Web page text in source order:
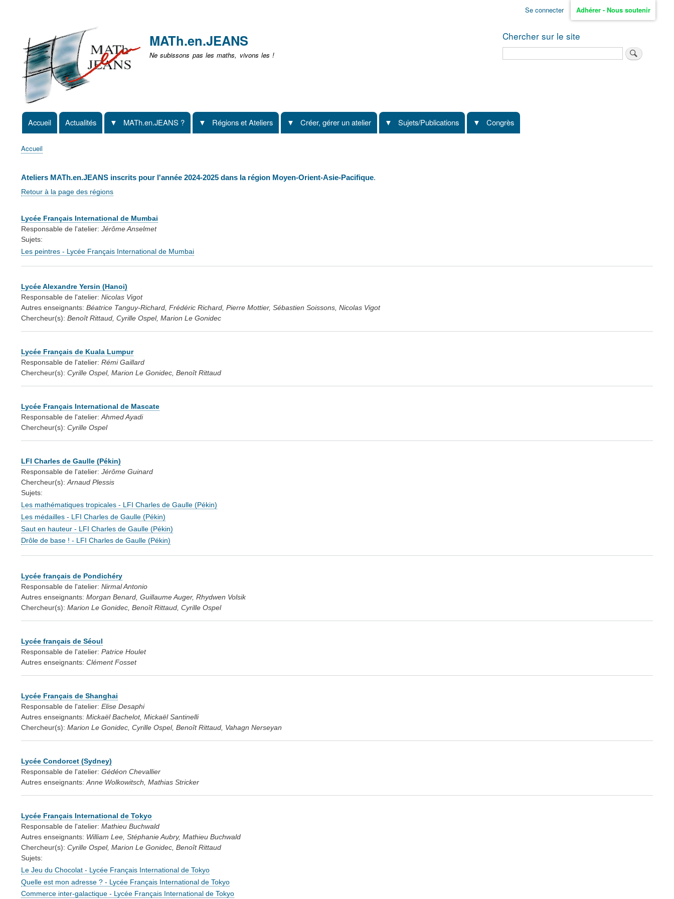
non
identifié
Se connecter Adhérer - Nous soutenir
MATh.en.JEANS
Ne subissons pas les maths, vivons les !
Chercher sur le site
Navigation
principale
Accueil Actualités MATh.en.JEANS ? Régions et Ateliers Créer, gérer un atelier Sujets/Publications Congrès
d'Ariane
Accueil
Ateliers MATh.en.JEANS inscrits pour l'année 2024-2025 dans la région Moyen-Orient-Asie-Pacifique.
Retour à la page des régions
Lycée Français International de Mumbai
Responsable de l'atelier: Jérôme Anselmet
Sujets:
Les peintres - Lycée Français International de Mumbai
Lycée Alexandre Yersin (Hanoi)
Responsable de l'atelier: Nicolas Vigot
Autres enseignants: Béatrice Tanguy-Richard, Frédéric Richard, Pierre Mottier, Sébastien Soissons, Nicolas Vigot
Chercheur(s): Benoît Rittaud, Cyrille Ospel, Marion Le Gonidec
Lycée Français de Kuala Lumpur
Responsable de l'atelier: Rémi Gaillard
Chercheur(s): Cyrille Ospel, Marion Le Gonidec, Benoît Rittaud
Lycée Français International de Mascate
Responsable de l'atelier:Ahmed Ayadi
Chercheur(s): Cyrille Ospel
LFI Charles de Gaulle (Pékin)
Responsable de l'atelier: Jérôme Guinard
Chercheur(s):Arnaud Plessis
Sujets:
Les mathématiques tropicales - LFI Charles de Gaulle (Pékin)
Les médailles - LFI Charles de Gaulle (Pékin)
Saut en hauteur - LFI Charles de Gaulle (Pékin)
Drôle de base ! - LFI Charles de Gaulle (Pékin)
Lycée français de Pondichéry
Responsable de l'atelier: Nirmal Antonio
Autres enseignants: Morgan Benard, Guillaume Auger, Rhydwen Volsik
Chercheur(s): Marion Le Gonidec, Benoît Rittaud, Cyrille Ospel
Lycée français de Séoul
Responsable de l'atelier: Patrice Houlet
Autres enseignants: Clément Fosset
Lycée Français de Shanghai
Responsable de l'atelier: Elise Desaphi
Autres enseignants: Mickaël Bachelot, Mickaël Santinelli
Chercheur(s): Marion Le Gonidec, Cyrille Ospel, Benoît Rittaud, Vahagn Nerseyan
Lycée Condorcet (Sydney)
Responsable de l'atelier: Gédéon Chevallier
Autres enseignants: Anne Wolkowitsch, Mathias Stricker
Lycée Français International de Tokyo
Responsable de l'atelier: Mathieu Buchwald
Autres enseignants: William Lee, Stéphanie Aubry, Mathieu Buchwald
Chercheur(s): Cyrille Ospel, Marion Le Gonidec, Benoît Rittaud
Sujets:
Le Jeu du Chocolat - Lycée Français International de Tokyo
Quelle est mon adresse ? - Lycée Français International de Tokyo
Commerce inter-galactique - Lycée Français International de Tokyo